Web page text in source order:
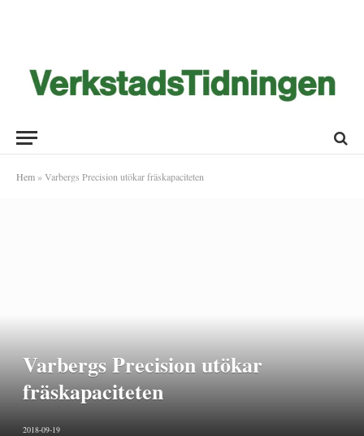
Hem » Varbergs Precision utökar fräskapaciteten
Varbergs Precision utökar
fräskapaciteten
2018-09-19